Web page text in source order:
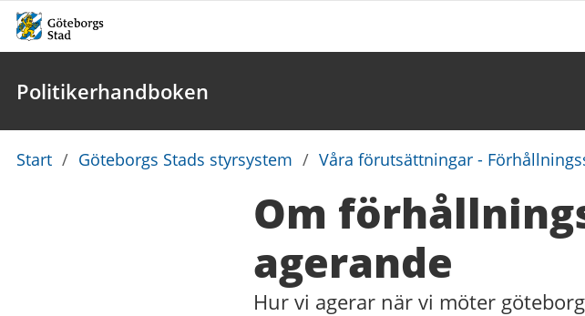
Politikerhandboken
Du
Start / Göteborgs Stads styrsystem / Våra förutsättningar -
Om
agerande
Hur vi agerar när vi möter